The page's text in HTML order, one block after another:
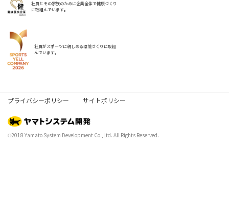
社員とその家族のために企業全体で健康づくり
に取組んでいます。
社員がスポーツに親しめる環境づくりに取組
んでいます。
©2018 Yamato System Development Co.,Ltd. All Rights Reserved.
プライバシーポリシー サイトポリシー